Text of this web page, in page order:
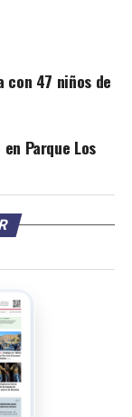
con 47 niños de
Parque Los